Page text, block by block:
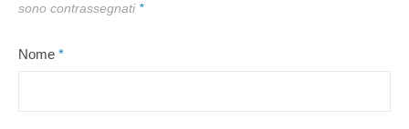
sono contrassegnati *
Nome *